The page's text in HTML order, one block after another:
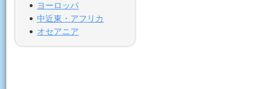
ヨーロッパ
中近東・アフリカ
オセアニア